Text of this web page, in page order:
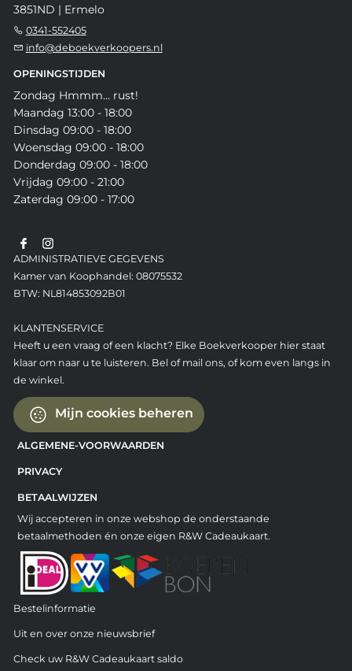
3851ND | Ermelo
0341-552405
info@deboekverkoopers.nl
OPENINGSTIJDEN
Zondag Hmmm... rust!
Maandag 13:00 - 18:00
Dinsdag 09:00 - 18:00
Woensdag 09:00 - 18:00
Donderdag 09:00 - 18:00
Vrijdag 09:00 - 21:00
Zaterdag 09:00 - 17:00
ADMINISTRATIEVE GEGEVENS
Kamer van Koophandel: 08075532
BTW: NL814853092B01
KLANTENSERVICE
Heeft u een vraag of een klacht? Elke Boekverkooper hier staat
klaar om naar u te luisteren. Bel of mail ons, of kom even langs in
de winkel.
Mijn cookies beheren
ALGEMENE-VOORWAARDEN
PRIVACY
BETAALWIJZEN
Wij accepteren in onze webshop de onderstaande
betaalmethoden én onze eigen R&W Cadeaukaart.
Bestelinformatie
Uit en over onze nieuwsbrief
Check uw R&W Cadeaukaart saldo